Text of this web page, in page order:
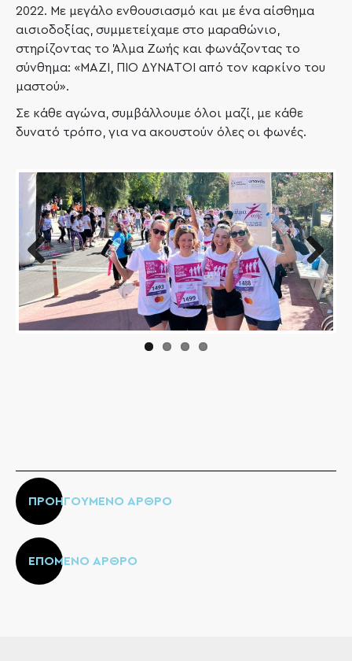
2022. Με μεγάλο ενθουσιασμό και με ένα αίσθημα
αισιοδοξίας, συμμετείχαμε στο μαραθώνιο,
στηρίζοντας το Άλμα Ζωής και φωνάζοντας το
σύνθημα: «ΜΑΖΙ, ΠΙΟ ΔΥΝΑΤΟΙ από τον καρκίνο του
μαστού».
Σε κάθε αγώνα, συμβάλλουμε όλοι μαζί,με κάθε
δυνατό τρόπο, για να ακουστούν όλες οι φωνές.
Prev
ious
Next
ΠΡΟΗΓΟΥΜΕΝΟ ΑΡΘΡΟ
ΕΠΟΜΕΝΟ ΑΡΘΡΟ